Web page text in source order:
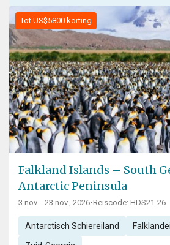
Tot US$5800 korting
Falkland Islands – South
Antarctic Peninsula
3 nov. - 23 nov., 2026•Reiscode: HDS21-26
Antarctisch Schiereiland